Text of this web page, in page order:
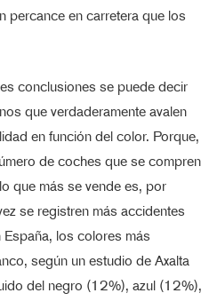
percance en carretera que los
conclusiones se puede decir
que verdaderamente avalen
en función del color. Porque,
de coches que se compren
que más se vende es, por
se registren más accidentes
los colores más
según un estudio de Axalta
del negro (12%), azul (12%),